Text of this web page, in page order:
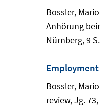
Bossler,
Anhörung
Nürnberg, 9 S.
Bossler,
review, Jg.